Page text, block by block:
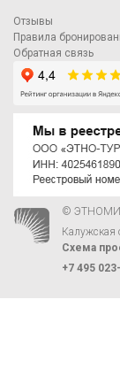
Отзывы
Правила
Обратная связь
© ЭТНОМИР
Калужская
Схема
+7 495